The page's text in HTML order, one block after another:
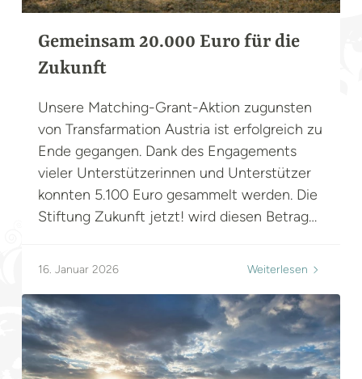
Gemeinsam 20.000 Euro für die
Zukunft
Unsere Matching-Grant-Aktion zugunsten
von Transfarmation Austria ist erfolgreich zu
Ende gegangen. Dank des Engagements
vieler Unterstützerinnen und Unterstützer
konnten 5.100 Euro gesammelt werden. Die
Stiftung Zukunft jetzt! wird diesen Betrag
werden weitergeleitet/helfen/leisten einen
wichtigen Beitrag, um den notwendigen
Wandel in der Landwirtschaft aktiv
mitzugestalten – hin zu...
16. Januar 2026 Weiterlesen